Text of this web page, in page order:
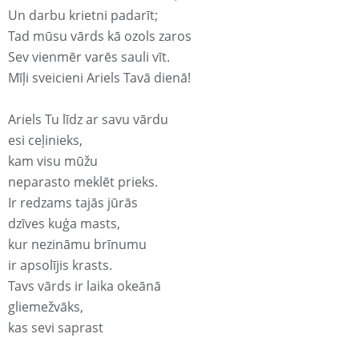
Un darbu krietni padarīt;
Tad mūsu vārds kā ozols zaros
Sev vienmēr varēs sauli vīt.
Mīļi sveicieni Ariels Tavā dienā!
Ariels Tu līdz ar savu vārdu
esi ceļinieks,
kam visu mūžu
neparasto meklēt prieks.
Ir redzams tajās jūrās
dzīves kuģa masts,
kur nezināmu brīnumu
ir apsolījis krasts.
Tavs vārds ir laika okeānā
gliemežvāks,
kas sevi saprast